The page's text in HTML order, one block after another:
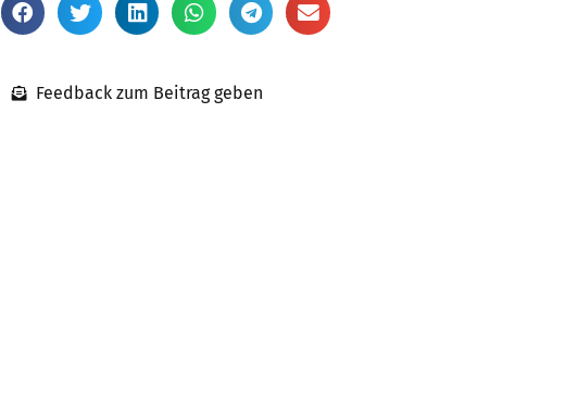
Feedback zum Beitrag geben